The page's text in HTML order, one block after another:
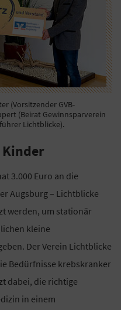
(Vorsitzender GVB-
(Beirat Gewinnsparverein
Lichtblicke).
3.000 Euro an die
Augsburg – Lichtblicke
werden, um stationär
kleine
Der Verein Lichtblicke
Bedürfnisse krebskranker
dabei, die richtige
in einem